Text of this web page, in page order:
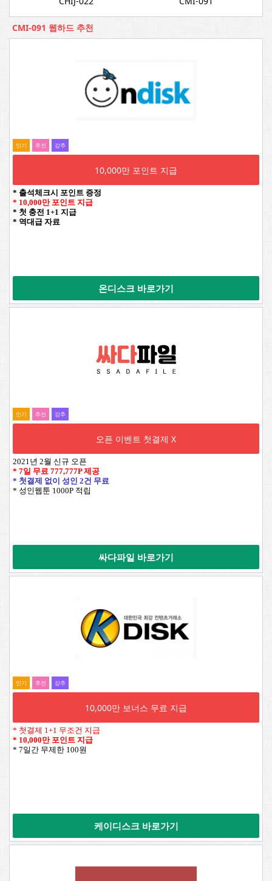
CMI-091 웹하드 추천
인기 추전 강추
10,000만 포인트 지급
* 출석체크시 포인트 증정
* 10,000만 포인트 지급
* 첫 충전 1+1 지급
* 역대급 자료
온디스크 바로가기
인기 추전 강추
오픈 이벤트 첫결제 X
2021년 2월 신규 오픈
* 7일 무료 777,777P제공
* 첫결제 없이 성인 2건 무료
* 성인웹툰 1000P 적립
싸다파일 바로가기
인기 추전 강추
10,000만 보너스 무료 지급
* 첫결제 1+1 무조건 지급
* 10,000만 포인트 지급
* 7일간 무제한 100원
케이디스크 바로가기